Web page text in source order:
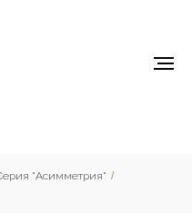
"Асимметрия" /